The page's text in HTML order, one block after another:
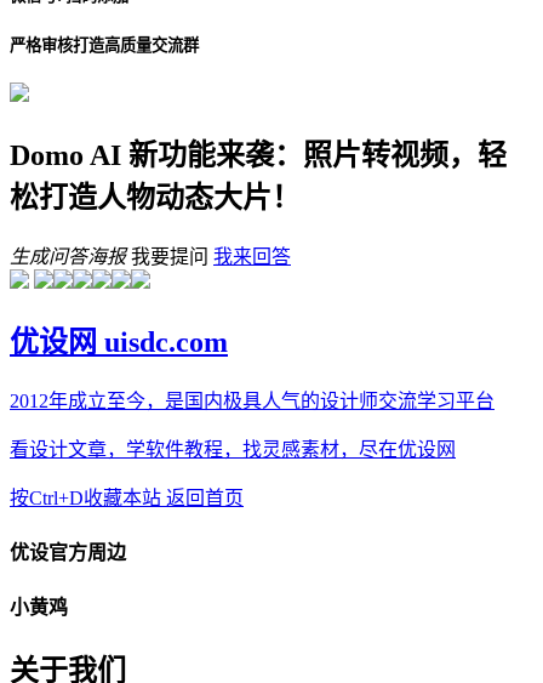
严格审核打造高质量交流群
Domo AI 新功能来袭：照片转视频，轻
松打造人物动态大片！
生成问答海报 我要提问 我来回答
优设网 uisdc.com
2012年成立至今，是国内极具人气的设计师交流学习平台
看设计文章，学软件教程，找灵感素材，尽在优设网
按Ctrl+D收藏本站 返回首页
优设官方周边
小黄鸡
关于我们